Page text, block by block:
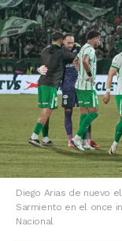
Diego Arias de nuevo
Sarmiento en el once
Nacional